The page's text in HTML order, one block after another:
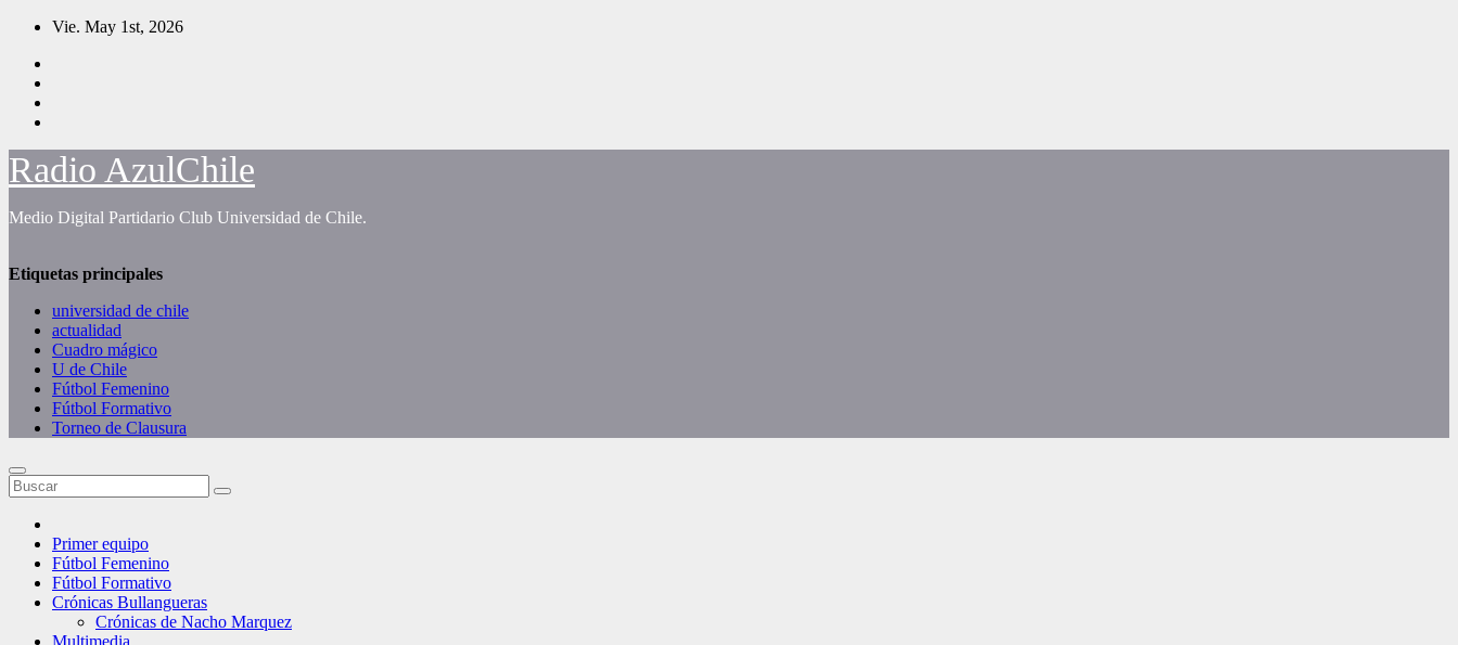
Saltar
contenido
Vie. May 1st, 2026
Radio AzulChile
Medio Digital Partidario Club Universidad de Chile.
Etiquetas principales
universidad de chile
actualidad
Cuadro mágico
U de Chile
Fútbol Femenino
Fútbol Formativo
Torneo de Clausura
Primer equipo
Fútbol Femenino
Fútbol Formativo
Crónicas Bullangueras
Crónicas de Nacho Marquez
Multimedia